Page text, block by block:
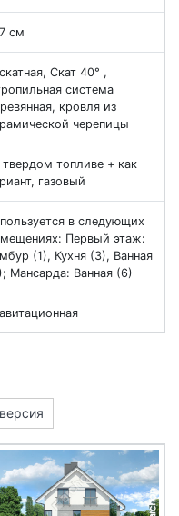
см
Скат 40° ,
система
кровля из
черепицы
твердом топливе + как
газовый
в следующих
Первый этаж:
(1), Кухня (3), Ванная
Мансарда: Ванная (6)